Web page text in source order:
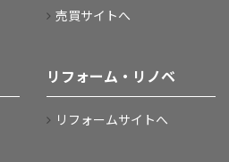
売買サイトへ
リフォーム・リノベ
リフォームサイトへ